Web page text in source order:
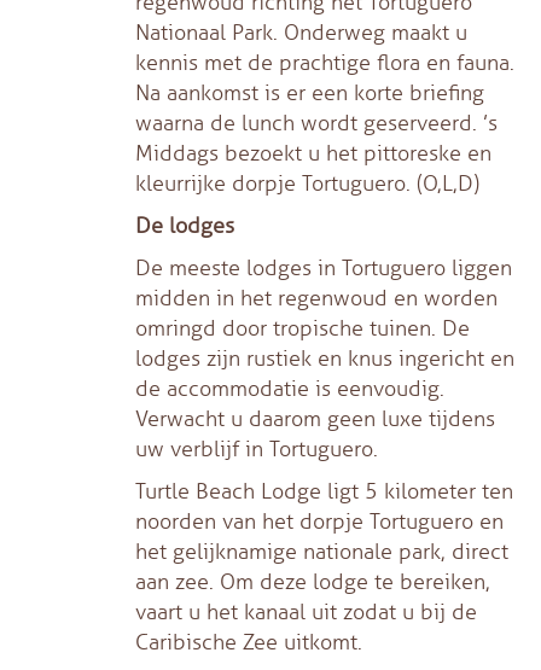
Nationaal Park. Onderweg maakt u
kennis met de prachtige flora en fauna.
Na aankomst is er een korte briefing
waarna de lunch wordt geserveerd. ’s
Middags bezoekt u het pittoreske en
kleurrijke dorpje Tortuguero. (O,L,D)
De lodges
De meeste lodges in Tortuguero liggen
midden in het regenwoud en worden
omringd door tropische tuinen. De
lodges zijn rustiek en knus ingericht en
de accommodatie is eenvoudig.
Verwacht u daarom geen luxe tijdens
uw verblijf in Tortuguero.
Turtle Beach Lodge ligt 5 kilometer ten
noorden van het dorpje Tortuguero en
het gelijknamige nationale park, direct
aan zee. Om deze lodge te bereiken,
vaart u het kanaal uit zodat u bij de
Caribische Zee uitkomt.